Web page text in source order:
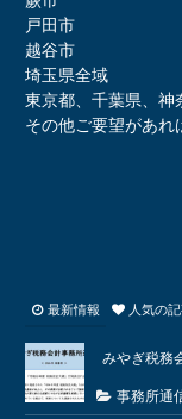
戸田市
越谷市
埼玉県全域
東京都、千葉県、神
その他ご要望があれ
最新情報 人気の
みやぎ税務
事務所通